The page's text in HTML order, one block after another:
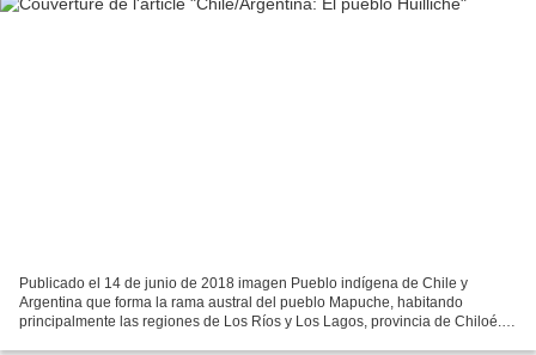
Publicado el 14 de junio de 2018 imagen Pueblo indígena de Chile y
Argentina que forma la rama austral del pueblo Mapuche, habitando
principalmente las regiones de Los Ríos y Los Lagos, provincia de Chiloé.